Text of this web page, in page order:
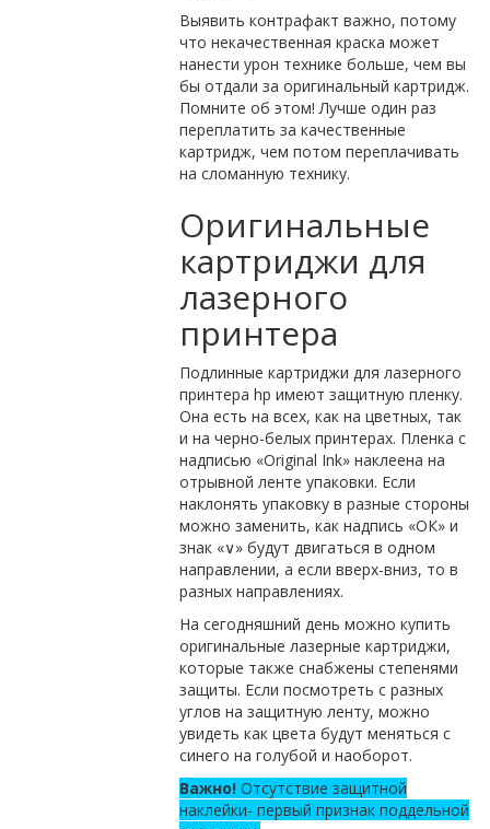
Выявить контрафакт важно, потому
что некачественная краска может
нанести урон технике больше, чем вы
бы отдали за оригинальный картридж.
Помните об этом! Лучше один раз
переплатить за качественные
картридж, чем потом переплачивать
на сломанную технику.
Оригинальные
картриджи для
лазерного
принтера
Подлинные картриджи для лазерного
принтера hp имеют защитную пленку.
Она есть на всех, как на цветных, так
и на черно-белых принтерах. Пленка с
надписью «Original Ink» наклеена на
отрывной ленте упаковки. Если
наклонять упаковку в разные стороны
можно заменить, как надпись «ОК» и
знак «∨» будут двигаться в одном
направлении, а если вверх-вниз, то в
разных направлениях.
На сегодняшний день можно купить
оригинальные лазерные картриджи,
которые также снабжены степенями
защиты. Если посмотреть с разных
углов на защитную ленту, можно
увидеть как цвета будут меняться с
синего на голубой и наоборот.
Важно! Отсутствие защитной
наклейки- первый признак поддельной